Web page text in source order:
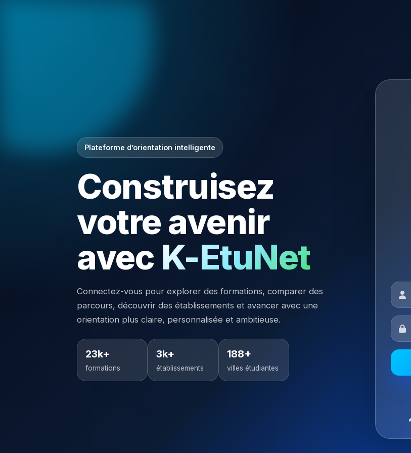
Plateforme d’orientation intelligente
Construisez
votre avenir
avec K-EtuNet
Connectez-vous pour explorer des formations, comparer des
parcours, découvrir des établissements et avancer avec une
orientation plus claire, personnalisée et ambitieuse.
23k+
formations
3k+
établissements
188+
villes étudiantes